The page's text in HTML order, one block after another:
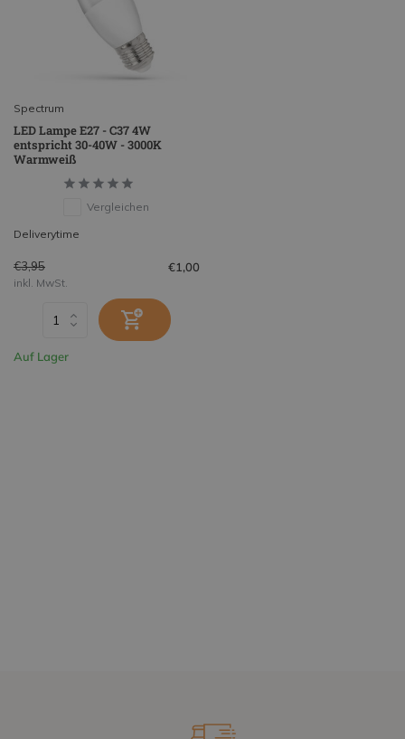
Spectrum
LED Lampe E27 - C37 4W
entspricht 30-40W - 3000K
Warmweiß
Vergleichen
Deliverytime
€3,95 €1,00
inkl. MwSt.
Auf Lager